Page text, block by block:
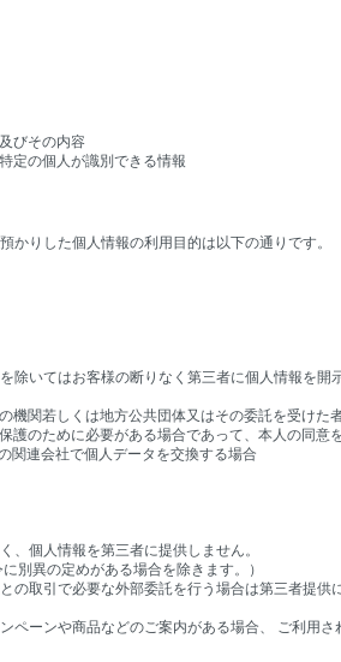
びその内容
定の個人が識別できる情報
かりした個人情報の利用目的は以下の通りです。
除いてはお客様の断りなく第三者に個人情報を開
機関若しくは地方公共団体又はその委託を受け
護のために必要がある場合であって、本人の同意
関連会社で個人データを交換する場合
、個人情報を第三者に提供しません。
別異の定めがある場合を除きます。）
の取引で必要な外部委託を行う場合は第三者提供
ペーンや商品などのご案内がある場合、 ご利用